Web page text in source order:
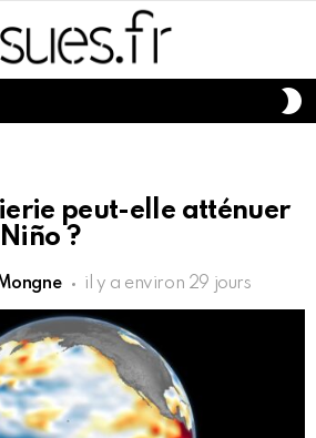
peut-elle atténuer
?
il y a environ 29 jours